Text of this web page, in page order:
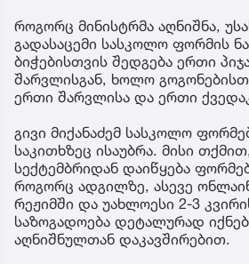
როგორც მინისტრმა აღნიშნა,
გადასაცემი სასკოლო ფორმის
ბიჭებისთვის შედგება ერთი
შარვლისგან, ხოლო
ერთი შარვლისა და ერთი
გივი მიქანაძემ სასკოლო
საკითხზეც ისაუბრა. მისი
სექტემბრიდან დაიწყება
როგორც ადგილზე, ასევე
რეჟიმში და უახლოესი 2-3
საზოგადოება დეტალურად
აღნიშნულთან დაკავშირებით.